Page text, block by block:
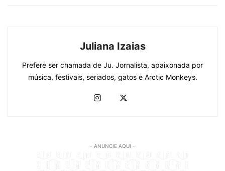
Juliana Izaias
Prefere ser chamada de Ju. Jornalista, apaixonada por
música, festivais, seriados, gatos e Arctic Monkeys.
- ANUNCIE AQUI -